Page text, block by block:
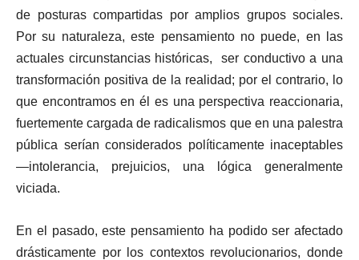
de posturas compartidas por amplios grupos sociales.
Por su naturaleza, este pensamiento no puede, en las
actuales circunstancias históricas, ser conductivo a una
transformación positiva de la realidad; por el contrario, lo
que encontramos en él es una perspectiva reaccionaria,
fuertemente cargada de radicalismos que en una palestra
pública serían considerados políticamente inaceptables
—intolerancia, prejuicios, una lógica generalmente
viciada.
En el pasado, este pensamiento ha podido ser afectado
drásticamente por los contextos revolucionarios, donde